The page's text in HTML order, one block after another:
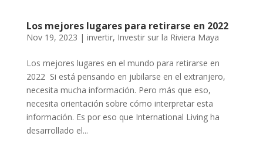
Los mejores lugares para retirarse en 2022
Nov 19, 2023 | invertir, Investir sur la Riviera Maya
Los mejores lugares en el mundo para retirarse en
2022 Si está pensando en jubilarse en el extranjero,
necesita mucha información. Pero más que eso,
necesita orientación sobre cómo interpretar esta
información. Es por eso que International Living ha
desarrollado el...